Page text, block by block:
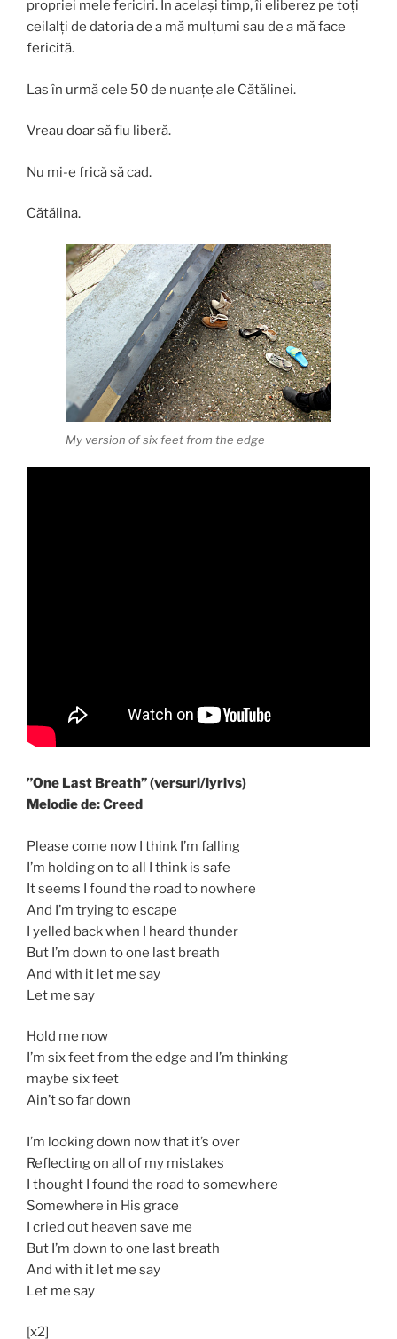
propriei mele fericiri. În același timp, îi eliberez pe toți
ceilalți de datoria de a mă mulțumi sau de a mă face
fericită.
Las în urmă cele 50 de nuanțe ale Cătălinei.
Vreau doar să fiu liberă.
Nu mi-e frică să cad.
Cătălina.
My version of six feet from the edge
”One Last Breath” (versuri/lyrivs)
Melodie de: Creed
Please come now I think I’m falling
I’m holding on to all I think is safe
It seems I found the road to nowhere
And I’m trying to escape
I yelled back when I heard thunder
But I’m down to one last breath
And with it let me say
Let me say
Hold me now
I’m six feet from the edge and I’m thinking
maybe six feet
Ain’t so far down
I’m looking down now that it’s over
Reflecting on all of my mistakes
I thought I found the road to somewhere
Somewhere in His grace
I cried out heaven save me
But I’m down to one last breath
And with it let me say
Let me say
[x2]